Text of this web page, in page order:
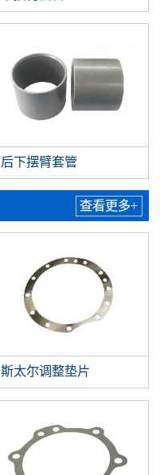
后下摆臂套管
查看更多+
斯太尔调整垫片